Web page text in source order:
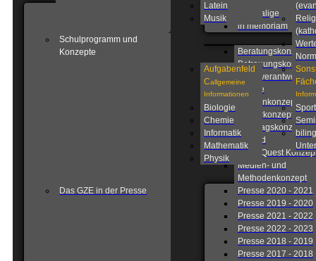
Ehemalige
in memoriam
Schulprogramm und
Konzepte
Beratungskonzept
Betreuungskonzept
Schule
Fahrtenkonzept
Förderkonzept
Ganztagskonzept
Leitbild
Lions Quest
Medien- und
Methodenkonzept
Das GZE in der Presse
Presse 2020 - 2021
Presse 2019 - 2020
Presse 2021 - 2022
Presse 2022 - 2023
Presse 2018 - 2019
Presse 2017 - 2018
Latein
Musik
Aufgabenfeld
Callgemeine
Informationen
Biologie
Chemie
Informatik
Mathematik
Physik
Sport